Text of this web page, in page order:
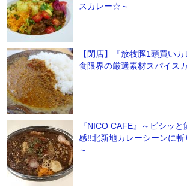
スカレー☆～
【閉店】『放牧豚1頭買い
食限界の厳選素材スパイス
『NICO CAFE』～ビシッ
感!!北新地カレーシーンに
～